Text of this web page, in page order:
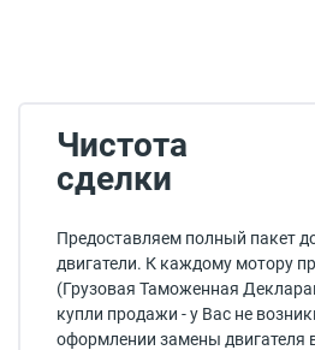
Чистота
сделки
Предоставляем полный пакет
двигатели. К каждому мотору
(Грузовая Таможенная
купли продажи - у Вас не
оформлении замены двигателя